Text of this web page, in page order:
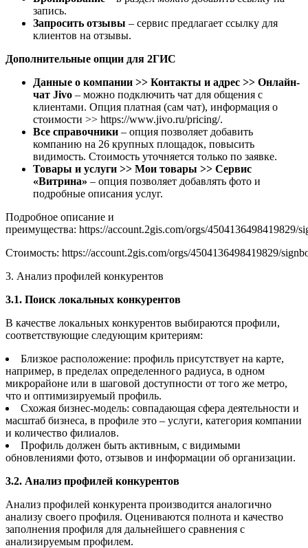
запись.
Запросить отзывы – сервис предлагает ссылку для
клиентов на отзывы.
Дополнительные опции для 2ГИС
Данные о компании >> Контакты и адрес >> Онлайн-
чат Jivo – можно подключить чат для общения с
клиентами. Опция платная (сам чат), информация о
стоимости >> https://www.jivo.ru/pricing/.
Все справочники – опция позволяет добавить
компанию на 26 крупных площадок, повысить
видимость. Стоимость уточняется только по заявке.
Товары и услуги >> Мои товары >> Сервис
«Витрина» – опция позволяет добавлять фото и
подробные описания услуг.
Подробное описание и
преимущества: https://account.2gis.com/orgs/4504136498419829/
Стоимость: https://account.2gis.com/orgs/4504136498419829/
3. Анализ профилей конкурентов
3.1. Поиск локальных конкурентов
В качестве локальных конкурентов выбираются профили,
соответствующие следующим критериям:
Близкое расположение: профиль присутствует на карте,
например, в пределах определенного радиуса, в одном
микрорайоне или в шаговой доступности от того же метро,
что и оптимизируемый профиль.
Схожая бизнес-модель: совпадающая сфера деятельности и
масштаб бизнеса, в профиле это – услуги, категория компании
и количество филиалов.
Профиль должен быть активным, с видимыми
обновлениями фото, отзывов и информации об организации.
3.2. Анализ профилей конкурентов
Анализ профилей конкурента производится аналогично
анализу своего профиля. Оцениваются полнота и качество
заполнения профиля для дальнейшего сравнения с
анализируемым профилем.